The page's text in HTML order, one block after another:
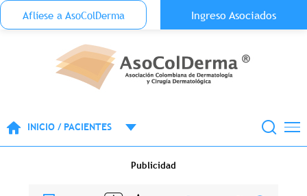
Pasar al contenido principal
Menu Top Anónimo
Aflíese a AsoColDerma Ingreso Asociados
INICIO / PACIENTES
Publicidad